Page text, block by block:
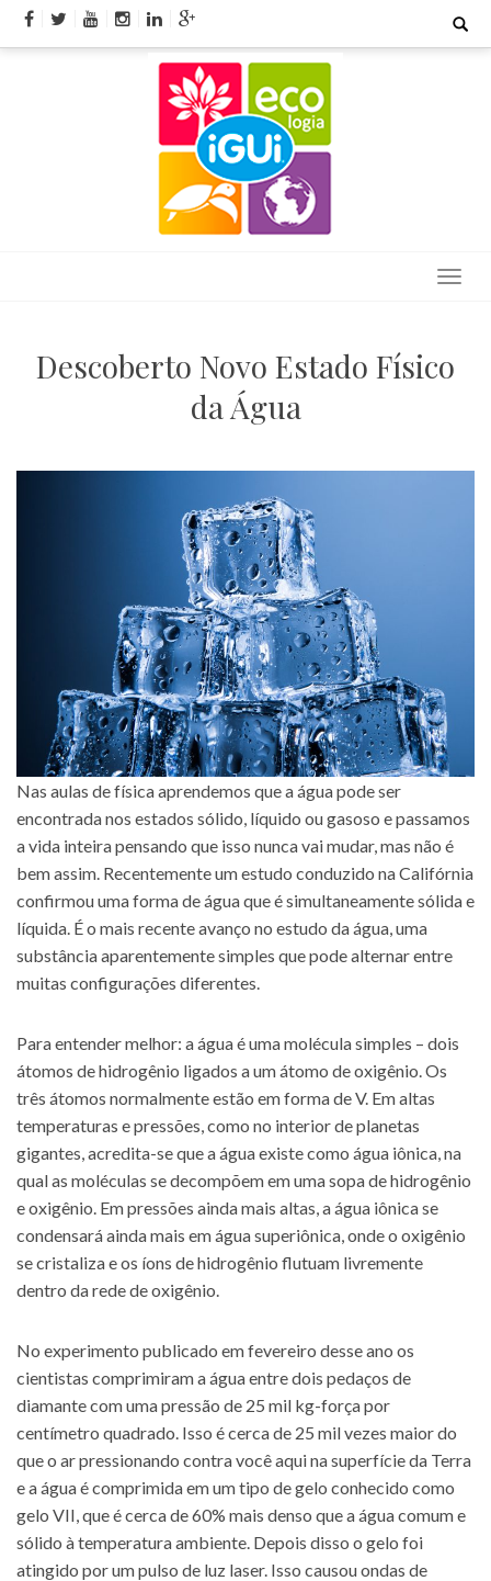
Skip
Search
Descoberto Novo Estado Físico
da Água
Nas aulas de física aprendemos que a água pode ser
encontrada nos estados sólido, líquido ou gasoso e passamos
a vida inteira pensando que isso nunca vai mudar, mas não é
bem assim. Recentemente um estudo conduzido na Califórnia
confirmou uma forma de água que é simultaneamente sólida e
líquida. É o mais recente avanço no estudo da água, uma
substância aparentemente simples que pode alternar entre
muitas configurações diferentes.
Para entender melhor: a água é uma molécula simples – dois
átomos de hidrogênio ligados a um átomo de oxigênio. Os
três átomos normalmente estão em forma de V. Em altas
temperaturas e pressões, como no interior de planetas
gigantes, acredita-se que a água existe como água iônica, na
qual as moléculas se decompõem em uma sopa de hidrogênio
e oxigênio. Em pressões ainda mais altas, a água iônica se
condensará ainda mais em água superiônica, onde o oxigênio
se cristaliza e os íons de hidrogênio flutuam livremente
dentro da rede de oxigênio.
No experimento publicado em fevereiro desse ano os
cientistas comprimiram a água entre dois pedaços de
diamante com uma pressão de 25 mil kg-força por
centímetro quadrado. Isso é cerca de 25 mil vezes maior do
que o ar pressionando contra você aqui na superfície da Terra
e a água é comprimida em um tipo de gelo conhecido como
gelo VII, que é cerca de 60% mais denso que a água comum e
sólido à temperatura ambiente. Depois disso o gelo foi
atingido por um pulso de luz laser. Isso causou ondas de